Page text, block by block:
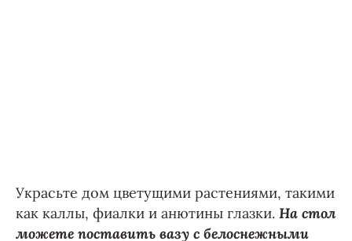
Украсьте дом цветущими растениями, такими
как каллы, фиалки и анютины глазки. На стол
можете поставить вазу с белоснежными